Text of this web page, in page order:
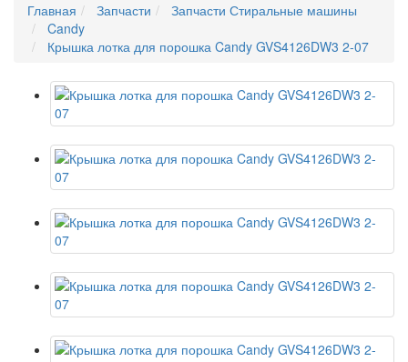
Главная Запчасти
Запчасти Стиральные машины
Candy
Крышка лотка для порошка Candy GVS4126DW3 2-07